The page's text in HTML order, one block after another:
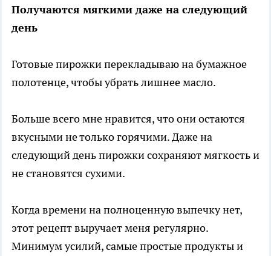
Получаются мягкими даже на следующий
день
Готовые пирожки перекладываю на бумажное
полотенце, чтобы убрать лишнее масло.
Больше всего мне нравится, что они остаются
вкусными не только горячими. Даже на
следующий день пирожки сохраняют мягкость и
не становятся сухими.
Когда времени на полноценную выпечку нет,
этот рецепт выручает меня регулярно.
Минимум усилий, самые простые продукты и